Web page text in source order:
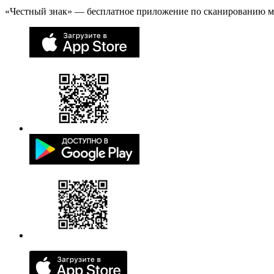
«Честный знак» — бесплатное приложение по сканированию